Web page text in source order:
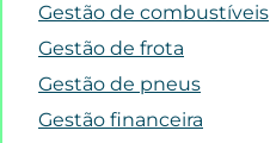
Gestão de combustíveis
Gestão de frota
Gestão de pneus
Gestão financeira